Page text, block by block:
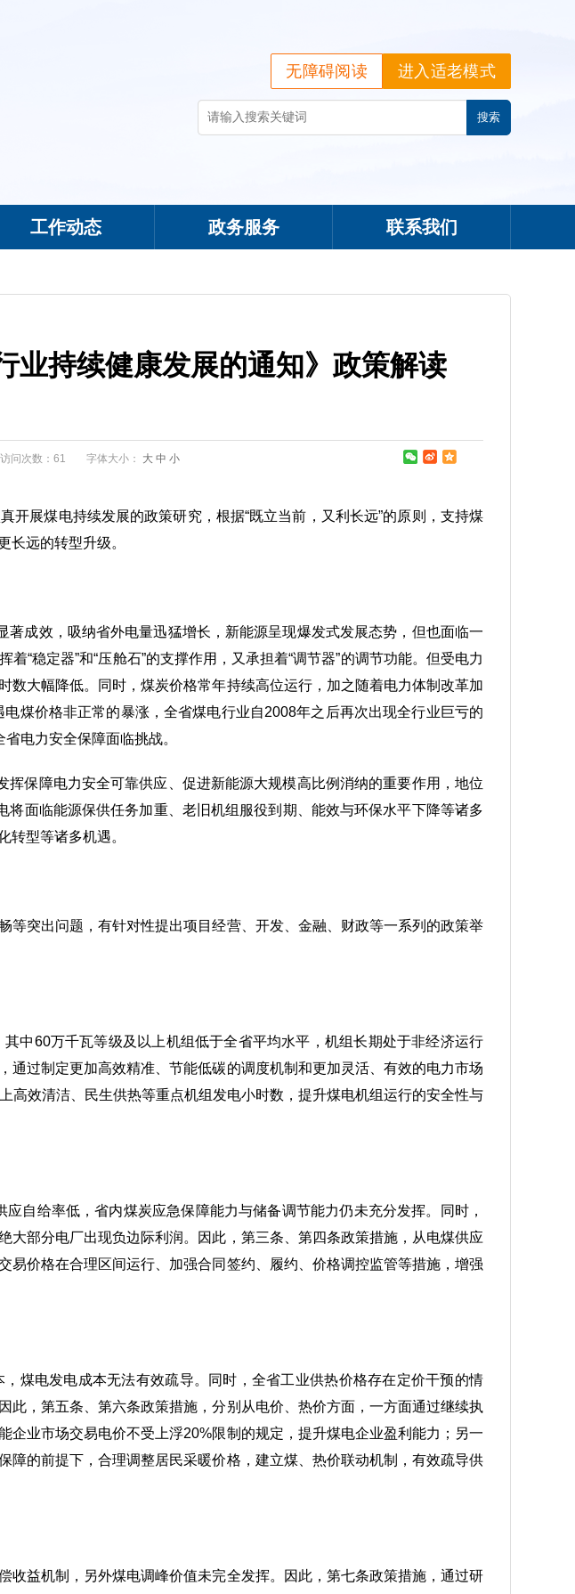
进入适老模式
无障碍阅读
工作动态 政务服务 联系我们
业持续健康发展的通知》政策解读
访问次数：61 字体大小： 大 中 小
展煤电持续发展的政策研究，根据“既立当前，又利长远”的原则，支持煤
长远的转型升级。
成效，吸纳省外电量迅猛增长，新能源呈现爆发式发展态势，但也面临一
“稳定器”和“压舱石”的支撑作用，又承担着“调节器”的调节功能。但受电力
大幅降低。同时，煤炭价格常年持续高位运行，加之随着电力体制改革加
煤价格非正常的暴涨，全省煤电行业自2008年之后再次出现全行业巨亏的
电力安全保障面临挑战。
保障电力安全可靠供应、促进新能源大规模高比例消纳的重要作用，地位
面临能源保供任务加重、老旧机组服役到期、能效与环保水平下降等诸多
转型等诸多机遇。
突出问题，有针对性提出项目经营、开发、金融、财政等一系列的政策举
中60万千瓦等级及以上机组低于全省平均水平，机组长期处于非经济运行
过制定更加高效精准、节能低碳的调度机制和更加灵活、有效的电力市场
效清洁、民生供热等重点机组发电小时数，提升煤电机组运行的安全性与
自给率低，省内煤炭应急保障能力与储备调节能力仍未充分发挥。同时，
部分电厂出现负边际利润。因此，第三条、第四条政策措施，从电煤供应
价格在合理区间运行、加强合同签约、履约、价格调控监管等措施，增强
煤电发电成本无法有效疏导。同时，全省工业供热价格存在定价干预的情
，第五条、第六条政策措施，分别从电价、热价方面，一方面通过继续执
业市场交易电价不受上浮20%限制的规定，提升煤电企业盈利能力；另一
的前提下，合理调整居民采暖价格，建立煤、热价联动机制，有效疏导供
益机制，另外煤电调峰价值未完全发挥。因此，第七条政策措施，通过研